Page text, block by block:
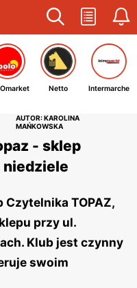
Netto Intermarche
AUTOR: KAROLINA
MAŃKOWSKA
- sklep
Czytelnika TOPAZ,
przy ul.
Klub jest czynny
swoim